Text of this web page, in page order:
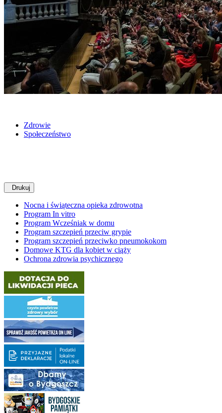
Zdrowie
Społeczeństwo
Drukuj
Nocna i świąteczna opieka zdrowotna
Program In vitro
Program Wcześniak w domu
Program szczepień przeciw grypie
Program szczepień przeciwko pneumokokom
Domowe KTG dla kobiet w ciąży
Ochrona zdrowia psychicznego